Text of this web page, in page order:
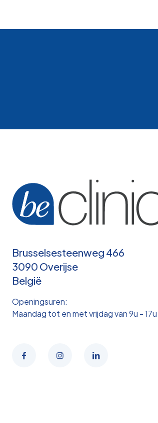
Brusselsesteenweg 466
3090 Overijse
België
Openingsuren:
Maandag tot en met vrijdag van 9u - 17u